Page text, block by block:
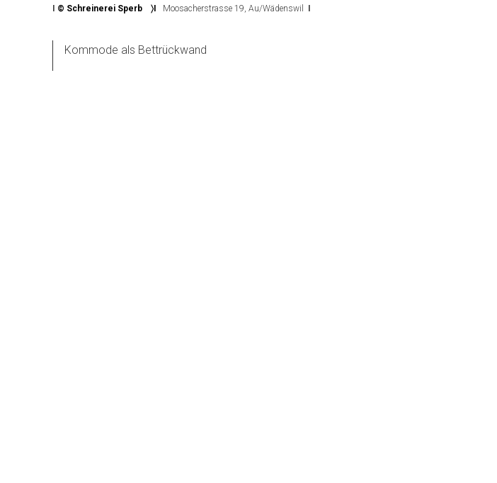
© Schreinerei Sperb 〉I Moosacherstrasse 19, Au/Wädenswil
Kommode als Bettrückwand